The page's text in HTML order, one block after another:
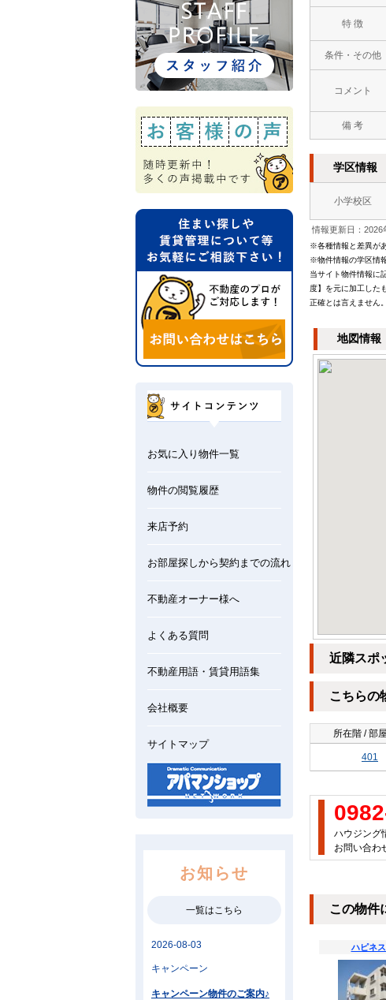
特 徴
条件・その他
コメント
備 考
学区情報
小学校区
情報更新日：2026
※各種情報と差異が
※物件情報の学区情
当サイト物件情報に
度】を元に加工した
正確とは言えません
地図情報
近隣スポ
こちらの
所在階 / 部
401
ハウジング
お問い合わ
この物件
ハピネ
お気に入り物件一覧
物件の閲覧履歴
来店予約
お部屋探しから契約までの流れ
不動産オーナー様へ
よくある質問
不動産用語・賃貸用語集
会社概要
サイトマップ
お知らせ
一覧はこちら